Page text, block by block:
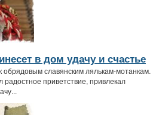
в дом удачу и счастье
обрядовым славянским лялькам-мотанкам.
приветствие, привлекал